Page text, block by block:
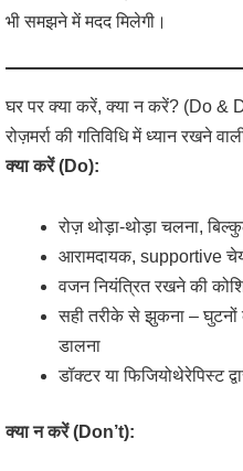
भी समझने में मदद मिलेगी।
घर पर क्या करें, क्या न करें? (Do &
रोज़मर्रा की गतिविधि में ध्यान रखने
क्या करें (Do):
रोज़ थोड़ा-थोड़ा चलना,
आरामदायक, supportive
वजन नियंत्रित रखने की
सही तरीके से झुकना –
डालना
डॉक्टर या फिजियोथेरेपिस्ट
क्या न करें (Don’t):